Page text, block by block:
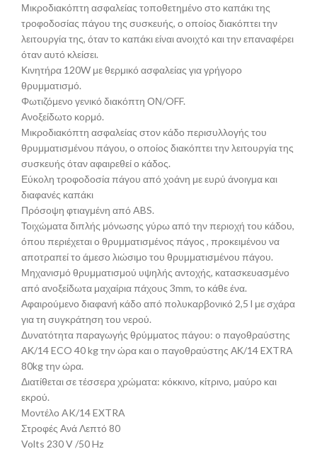
Μικροδιακόπτη ασφαλείας τοποθετημένο στο καπάκι της
τροφοδοσίας πάγου της συσκευής, ο οποίος διακόπτει την
λειτουργία της, όταν το καπάκι είναι ανοιχτό και την επαναφέρει
όταν αυτό κλείσει.
Κινητήρα 120W με θερμικό ασφαλείας για γρήγορο
θρυμματισμό.
Φωτιζόμενο γενικό διακόπτη ΟΝ/OFF.
Ανοξείδωτο κορμό.
Μικροδιακόπτη ασφαλείας στον κάδο περισυλλογής του
θρυμματισμένου πάγου, ο οποίος διακόπτει την λειτουργία της
συσκευής όταν αφαιρεθεί ο κάδος.
Εύκολη τροφοδοσία πάγου από χοάνη με ευρύ άνοιγμα και
διαφανές καπάκι
Πρόσοψη φτιαγμένη από ABS.
Τοιχώματα διπλής μόνωσης γύρω από την περιοχή του κάδου,
όπου περιέχεται ο θρυμματισμένος πάγος , προκειμένου να
αποτραπεί το άμεσο λιώσιμο του θρυμματισμένου πάγου.
Μηχανισμό θρυμματισμού υψηλής αντοχής, κατασκευασμένο
από ανοξείδωτα μαχαίρια πάχους 3mm, το κάθε ένα.
Αφαιρούμενο διαφανή κάδο από πολυκαρβονικό 2,5 l με σχάρα
για τη συγκράτηση του νερού.
Δυνατότητα παραγωγής θρύμματος πάγου: o παγοθραύστης
ΑΚ/14 ECO 40 kg την ώρα και ο παγοθραύστης ΑΚ/14 EXTRA
80kg την ώρα.
Διατίθεται σε τέσσερα χρώματα: κόκκινο, κίτρινο, μαύρο και
εκρού.
Μοντέλο AK/14 EXTRA
Στροφές Ανά Λεπτό 80
Volts 230 V /50 Hz